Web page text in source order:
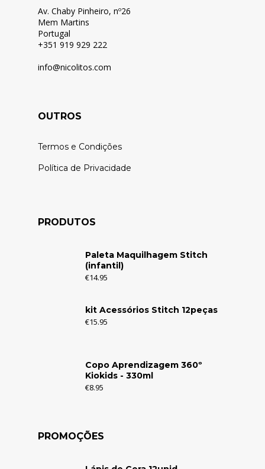
Av. Chaby Pinheiro, nº26
Mem Martins
Portugal
+351 919 929 222
info@nicolitos.com
OUTROS
Termos e Condições
Política de Privacidade
PRODUTOS
Paleta Maquilhagem Stitch
(infantil)
€14.95
kit Acessórios Stitch 12peças
€15.95
Copo Aprendizagem 360º
Kiokids - 330ml
€8.95
PROMOÇÕES